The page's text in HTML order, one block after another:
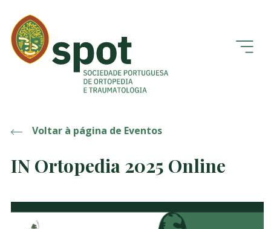
Voltar à página de Eventos
IN Ortopedia 2025 Online